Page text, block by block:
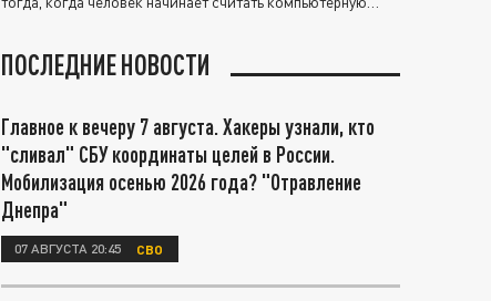
ПОСЛЕДНИЕ НОВОСТИ
Главное к вечеру 7 августа. Хакеры узнали, кто
"сливал" СБУ координаты целей в России.
Мобилизация осенью 2026 года? "Отравление
Днепра"
07 АВГУСТА 20:45 СВО